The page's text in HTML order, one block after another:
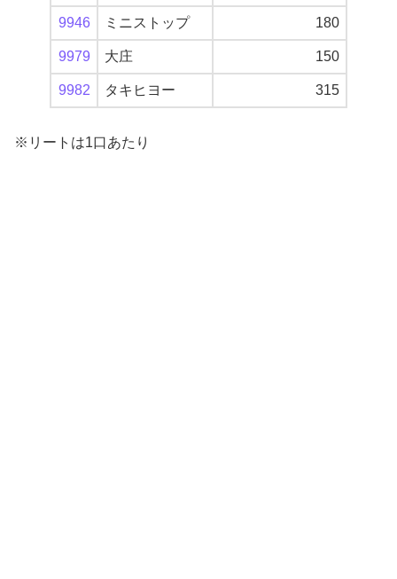
9946 ミニストップ 180
9979 大庄 150
9982 タキヒヨー 315
※リートは1口あたり